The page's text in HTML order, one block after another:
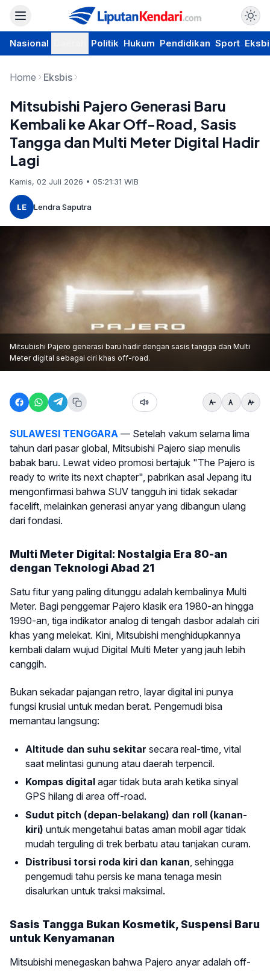
Nasional Politik Hukum Pendidikan Sport
Home Eksbis
Mitsubishi Pajero Generasi Baru
Kembali ke Akar Off-Road, Sasis
Tangga dan Multi Meter Digital Hadir
Lagi
Kamis, 02 Juli 2026 • 05:21:31 WIB
LE Lendra Saputra
Mitsubishi Pajero generasi baru hadir dengan sasis tangga dan Multi
Meter digital sebagai ciri khas off-road.
SULAWESI TENGGARA — Setelah vakum selama lima
tahun dari pasar global, Mitsubishi Pajero siap menulis
babak baru. Lewat video promosi bertajuk "The Pajero is
ready to write its next chapter", pabrikan asal Jepang itu
mengonfirmasi bahwa SUV tangguh ini tidak sekadar
facelift, melainkan generasi anyar yang dibangun ulang
dari fondasi.
Multi Meter Digital: Nostalgia Era 80-an
dengan Teknologi Abad 21
Satu fitur yang paling ditunggu adalah kembalinya Multi
Meter. Bagi penggemar Pajero klasik era 1980-an hingga
1990-an, tiga indikator analog di tengah dasbor adalah ciri
khas yang melekat. Kini, Mitsubishi menghidupkannya
kembali dalam wujud Digital Multi Meter yang jauh lebih
canggih.
Bukan sekadar pajangan retro, layar digital ini punya
fungsi krusial untuk medan berat. Pengemudi bisa
memantau langsung:
Altitude dan suhu sekitar secara real-time, vital
saat melintasi gunung atau daerah terpencil.
Kompas digitalagar tidak buta arah ketika sinyal
GPS hilang di area off-road.
Sudut pitch (depan-belakang) dan roll (kanan-
kiri) untuk mengetahui batas aman mobil agar tidak
mudah terguling di trek berbatu atau tanjakan curam.
Distribusi torsi roda kiri dan kanan , sehingga
pengemudi tahu persis ke mana tenaga mesin
disalurkan untuk traksi maksimal.
Sasis Tangga Bukan Kosmetik, Suspensi Baru
untuk Kenyamanan
Mitsubishi menegaskan bahwa Pajero anyar adalah off-